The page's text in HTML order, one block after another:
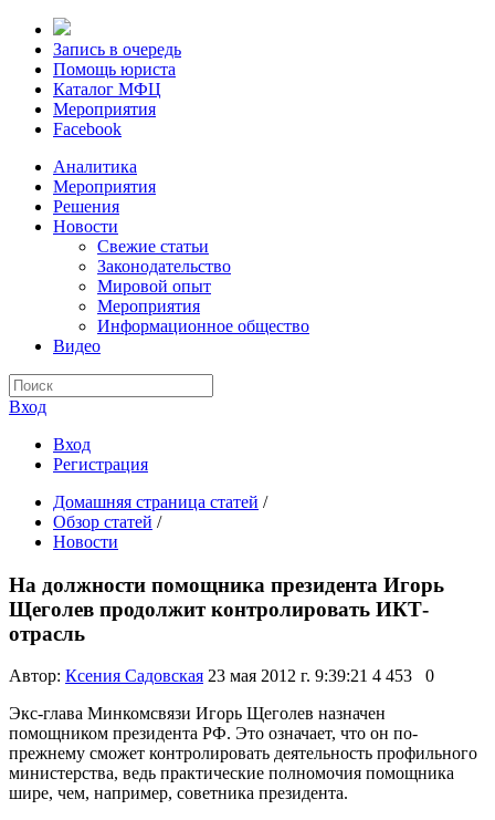
Запись в очередь
Помощь юриста
Каталог МФЦ
Мероприятия
Facebook
Аналитика
Мероприятия
Решения
Новости
Свежие статьи
Законодательство
Мировой опыт
Мероприятия
Информационное общество
Видео
Вход
Вход
Регистрация
Домашняя страница статей /
Обзор статей /
Новости
На должности помощника президента Игорь
Щеголев продолжит контролировать ИКТ-
отрасль
Автор: Ксения Садовская 23 мая 2012 г. 9:39:21 4 453 0
Экс-глава Минкомсвязи Игорь Щеголев назначен
помощником президента РФ. Это означает, что он по-
прежнему сможет контролировать деятельность профильного
министерства, ведь практические полномочия помощника
шире, чем, например, советника президента.